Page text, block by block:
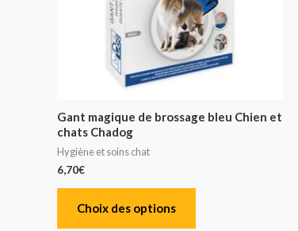
Gant magique de brossage bleu Chien et
chats Chadog
Hygiène et soins chat
6,70€
Choix des options